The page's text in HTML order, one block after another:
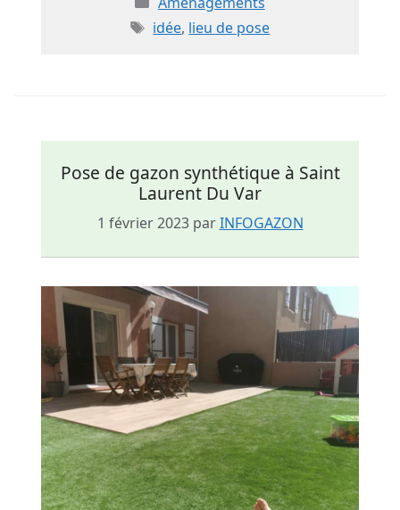
Étiquettes
idée, lieu de pose
Pose de gazon synthétique à Saint
Laurent Du Var
1 février 2023 parINFOGAZON